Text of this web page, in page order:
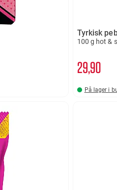
Tyrkisk
100 g hot &
2990
På lager i